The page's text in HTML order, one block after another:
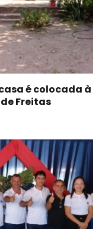
é colocada à
Freitas